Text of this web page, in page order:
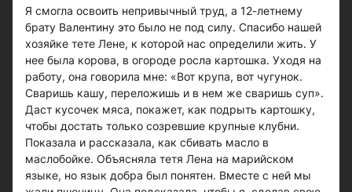
Я смогла освоить непривычный труд, а 12-летнему
брату Валентину это было не под силу. Спасибо нашей
хозяйке тете Лене, к которой нас определили жить. У
нее была корова, в огороде росла картошка. Уходя на
работу, она говорила мне: «Вот крупа, вот чугунок.
Сваришь кашу, переложишь и в нем же сваришь суп».
Даст кусочек мяса, покажет, как подрыть картошку,
чтобы достать только созревшие крупные клубни.
Показала и рассказала, как сбивать масло в
маслобойке. Объясняла тетя Лена на марийском
языке, но язык добра был понятен. Вместе с ней мы